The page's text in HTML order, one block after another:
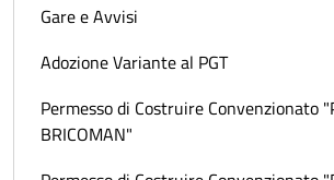
Gare e Avvisi
Adozione Variante al PGT
Permesso di Costruire Convenzionato
BRICOMAN"